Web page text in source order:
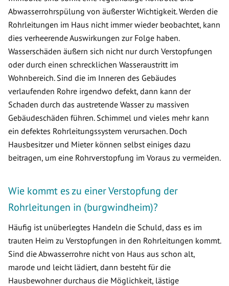
Abwasserrohrspülung von äußerster Wichtigkeit. Werden die
Rohrleitungen im Haus nicht immer wieder beobachtet, kann
dies verheerende Auswirkungen zur Folge haben.
Wasserschäden äußern sich nicht nur durch Verstopfungen
oder durch einen schrecklichen Wasseraustritt im
Wohnbereich. Sind die im Inneren des Gebäudes
verlaufenden Rohre irgendwo defekt, dann kann der
Schaden durch das austretende Wasser zu massiven
Gebäudeschäden führen. Schimmel und vieles mehr kann
ein defektes Rohrleitungssystem verursachen. Doch
Hausbesitzer und Mieter können selbst einiges dazu
beitragen, um eine Rohrverstopfung im Voraus zu vermeiden.
Wie kommt es zu einer Verstopfung der
Rohrleitungen in (burgwindheim)?
Häufig ist unüberlegtes Handeln die Schuld, dass es im
trauten Heim zu Verstopfungen in den Rohrleitungen kommt.
Sind die Abwasserrohre nicht von Haus aus schon alt,
marode und leicht lädiert, dann besteht für die
Hausbewohner durchaus die Möglichkeit, lästige